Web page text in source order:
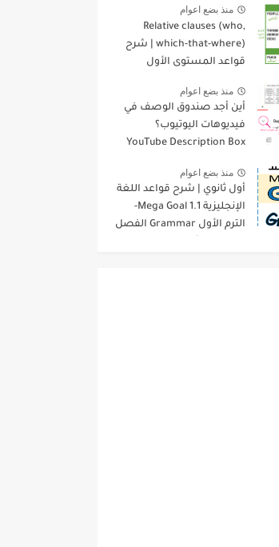
منذ بضع اعوام
Relative clauses (who,
which-that-where) | شرح
قواعد المستوى الأول
منذ بضع اعوام
أين أجد صندوق الوصف في
فيديوهات اليوتيوب؟
YouTube Description Box
منذ بضع اعوام
أول ثانوي | شرح قواعد اللغة
الإنجليزية 1.1 Mega Goal-
الترم الأول Grammar الفصل